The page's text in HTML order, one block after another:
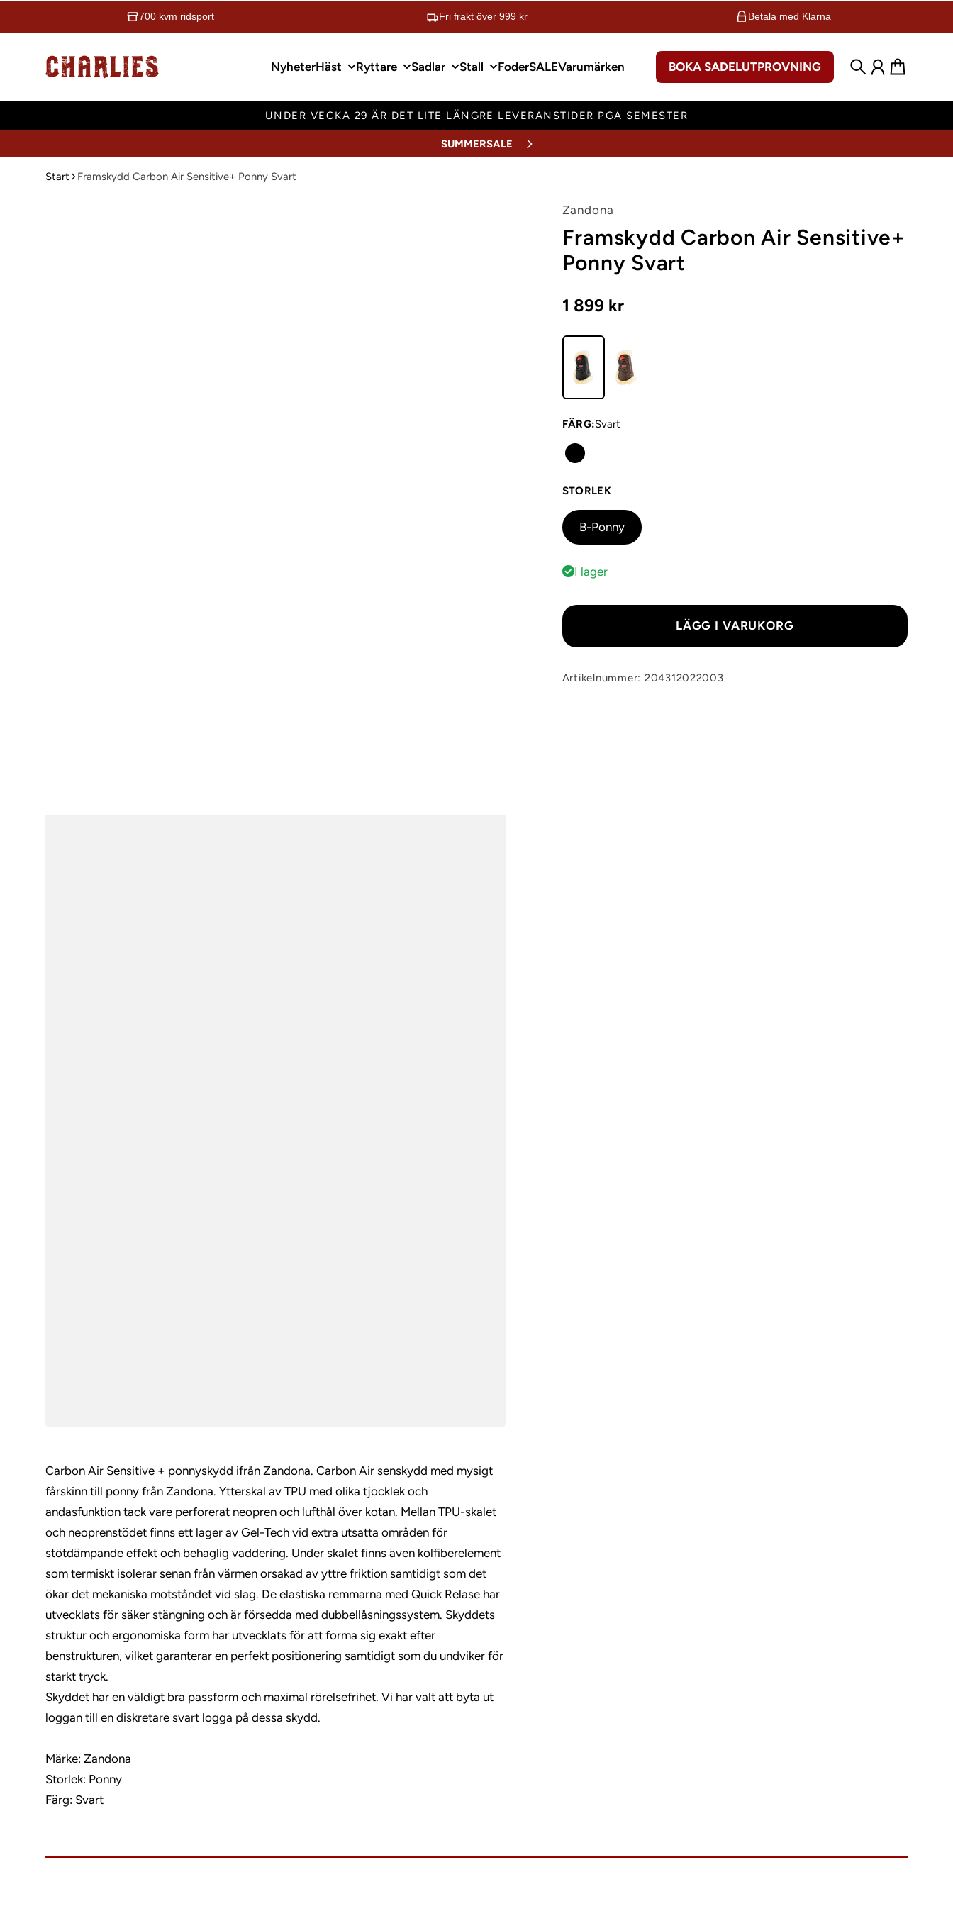
700 kvm ridsport Fri frakt över 999 kr Betala med Klarna
Charlies Ridsport
NyheterHäst Ryttare Sadlar Stall FoderSALEVarumärken BOKA SADELUTPROVNING
Sök KontoVarukorg
UNDER VECKA 29 ÄR DET LITE LÄNGRE LEVERANSTIDER PGA SEMESTER
SUMMERSALE
Start Framskydd Carbon Air Sensitive+ Ponny Svart
Zandona
Framskydd Carbon Air Sensitive+
Ponny Svart
1 899 kr
FÄRG:Svart
STORLEK
B-Ponny
I lager
LÄGG I VARUKORG
Artikelnummer: 204312022003
Carbon Air Sensitive + ponnyskydd ifrån Zandona. Carbon Air senskydd med mysigt
fårskinn till ponny från Zandona. Ytterskal av TPU med olika tjocklek och
andasfunktion tack vare perforerat neopren och lufthål över kotan. Mellan TPU-skalet
och neoprenstödet finns ett lager av Gel-Tech vid extra utsatta områden för
stötdämpande effekt och behaglig vaddering. Under skalet finns även kolfiberelement
som termiskt isolerar senan från värmen orsakad av yttre friktion samtidigt som det
ökar det mekaniska motståndet vid slag. De elastiska remmarna med Quick Relase har
utvecklats för säker stängning och är försedda med dubbellåsningssystem. Skyddets
struktur och ergonomiska form har utvecklats för att forma sig exakt efter
benstrukturen, vilket garanterar en perfekt positionering samtidigt som du undviker för
starkt tryck.
Skyddet har en väldigt bra passform och maximal rörelsefrihet. Vi har valt att byta ut
loggan till en diskretare svart logga på dessa skydd.
Märke: Zandona
Storlek: Ponny
Färg: Svart